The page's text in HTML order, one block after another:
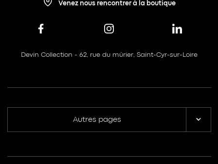
Venez nous rencontrer à la boutique
Devin Collection - 62, rue du mûrier, Saint-Cyr-sur-Loire
Autres pages